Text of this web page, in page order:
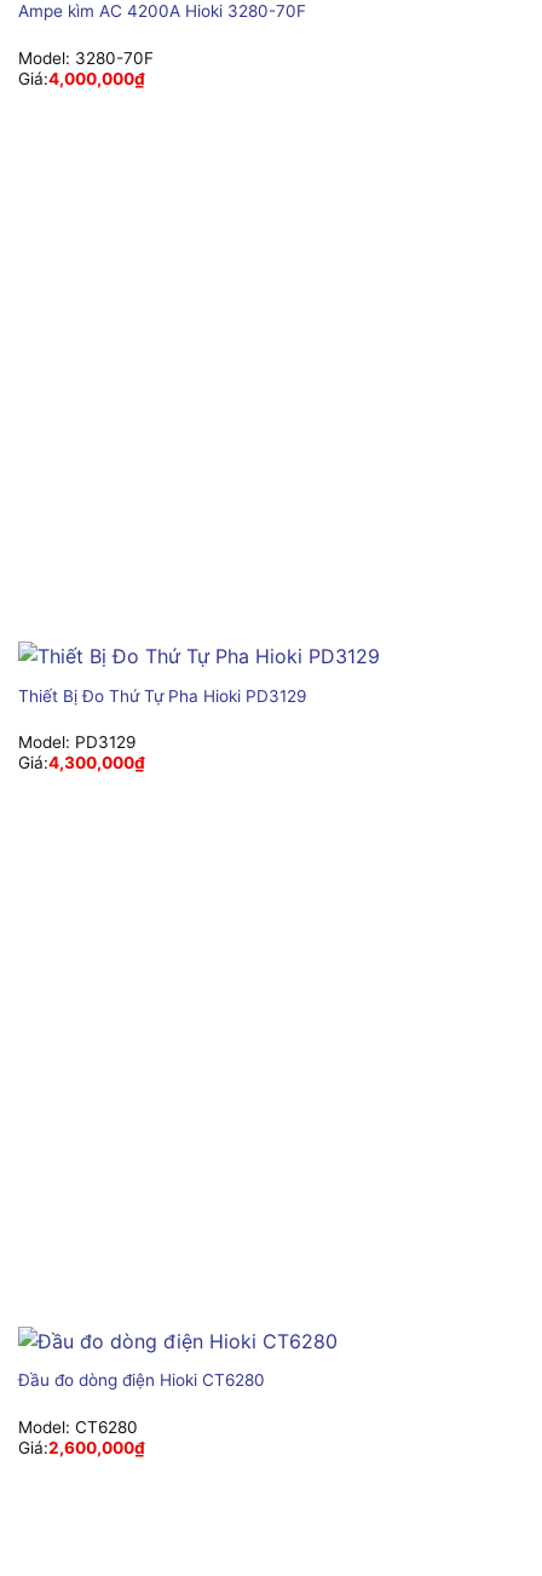
Ampe kìm AC 4200A Hioki 3280-70F
Model: 3280-70F
Giá:4,000,000₫
Thiết Bị Đo Thứ Tự Pha Hioki PD3129
Model: PD3129
Giá:4,300,000₫
Đầu đo dòng điện Hioki CT6280
Model: CT6280
Giá:2,600,000₫